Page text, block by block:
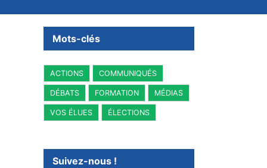
Mots-clés
ACTIONS COMMUNIQUÉS
DÉBATS FORMATION MÉDIAS
VOS ÉLUES ÉLECTIONS
Suivez-nous !